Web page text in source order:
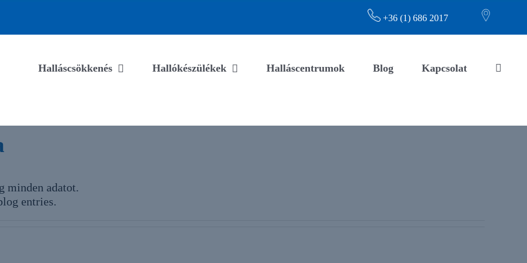
+36 (1) 686 2017
Halláscsökkenés Hallókészülékek Halláscentrumok Blog Kapcsolat
minden adatot.
entries.